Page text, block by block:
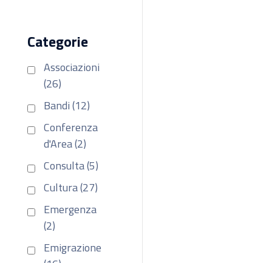
Categorie
Associazioni
(26)
Bandi (12)
Conferenza
d'Area (2)
Consulta (5)
Cultura (27)
Emergenza
(2)
Emigrazione